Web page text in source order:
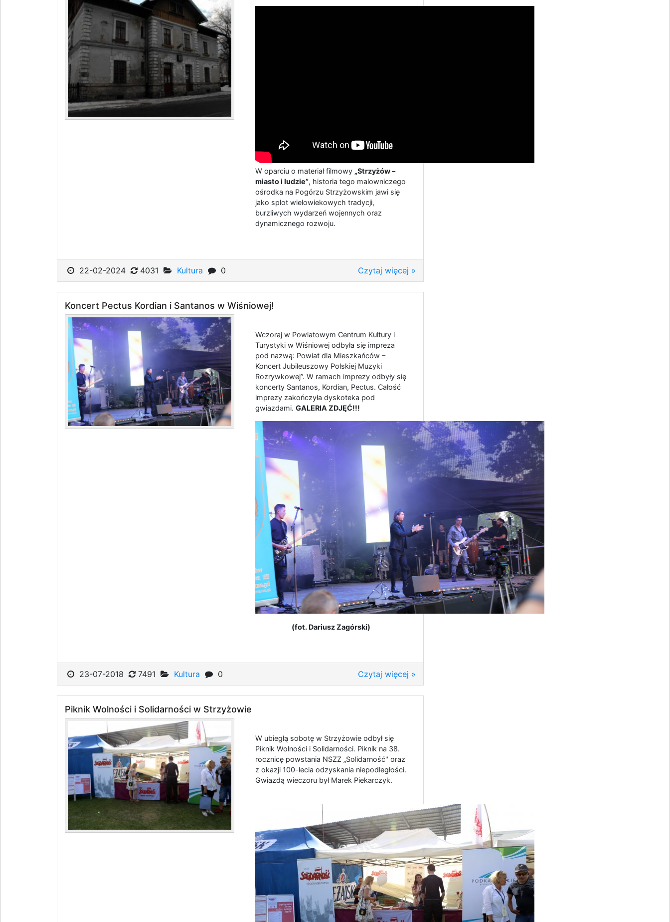
W oparciu o materiał filmowy „Strzyżów –
miasto i ludzie”, historia tego malowniczego
ośrodka na Pogórzu Strzyżowskim jawi się
jako splot wielowiekowych tradycji,
burzliwych wydarzeń wojennych oraz
dynamicznego rozwoju.
22-02-2024 4031 Kultura 0 Czytaj więcej »
Koncert Pectus Kordian i Santanos w Wiśniowej!
Wczoraj w Powiatowym Centrum Kultury i
Turystyki w Wiśniowej odbyła się impreza
pod nazwą: Powiat dla Mieszkańców –
Koncert Jubileuszowy Polskiej Muzyki
Rozrywkowej”. W ramach imprezy odbyły się
koncerty Santanos, Kordian, Pectus. Całość
imprezy zakończyła dyskoteka pod
gwiazdami. GALERIA ZDJĘĆ!!!
(fot. Dariusz Zagórski)
23-07-2018 7491 Kultura 0 Czytaj więcej »
Piknik Wolności i Solidarności w Strzyżowie
W ubiegłą sobotę w Strzyżowie odbył się
Piknik Wolności i Solidarności. Piknik na 38.
rocznicę powstania NSZZ „Solidarność" oraz
z okazji 100-lecia odzyskania niepodległości.
Gwiazdą wieczoru był Marek Piekarczyk.